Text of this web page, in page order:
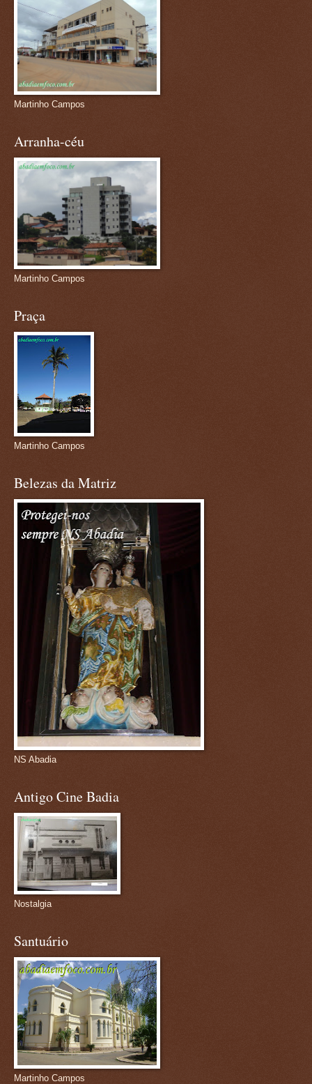
Martinho Campos
Arranha-céu
Martinho Campos
Praça
Martinho Campos
Belezas da Matriz
NS Abadia
Antigo Cine Badia
Nostalgia
Santuário
Martinho Campos